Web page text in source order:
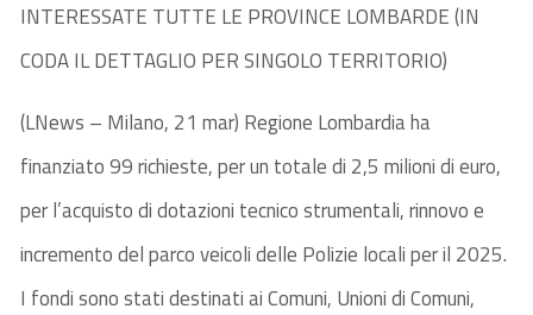
INTERESSATE TUTTE LE PROVINCE LOMBARDE (IN
CODA IL DETTAGLIO PER SINGOLO TERRITORIO)
(LNews – Milano, 21 mar) Regione Lombardia ha
finanziato 99 richieste, per un totale di 2,5 milioni di euro,
per l’acquisto di dotazioni tecnico strumentali, rinnovo e
incremento del parco veicoli delle Polizie locali per il 2025.
I fondi sono stati destinati ai Comuni, Unioni di Comuni,